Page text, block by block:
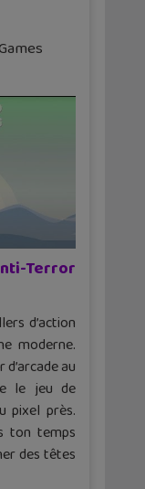
Terror
d’action
moderne.
au
le jeu de
pixel près.
ton temps
des têtes